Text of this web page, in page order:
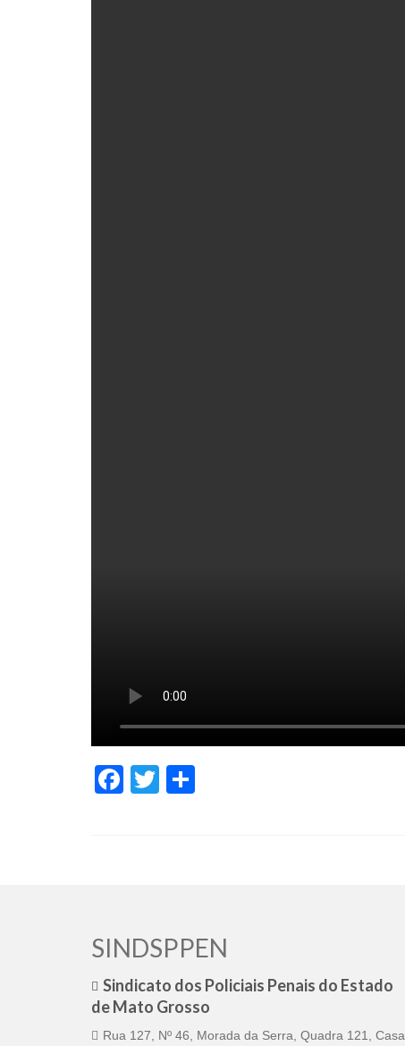
Facebook
Twitter
SINDSPPEN
Sindicato dos Policiais Penais do Estado
de Mato Grosso
Rua 127, Nº 46, Morada da Serra, Quadra 121, Casa